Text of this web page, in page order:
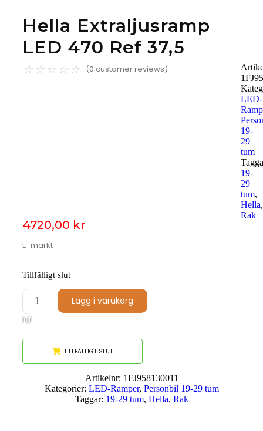
Hella Extraljusramp
LED 470 Ref 37,5
☆ ☆ ☆ ☆ ☆ (0 customer reviews)
LED-
19-
29
tum
19-
29
tum,
Hella,
Rak
4720,00 kr
E-märkt
Tillfälligt slut
Lägg i varukorg
TILLFÄLLIGT SLUT
Artikelnr: 1FJ958130011
Kategorier: LED-Ramper, Personbil 19-29 tum
Taggar: 19-29 tum, Hella, Rak